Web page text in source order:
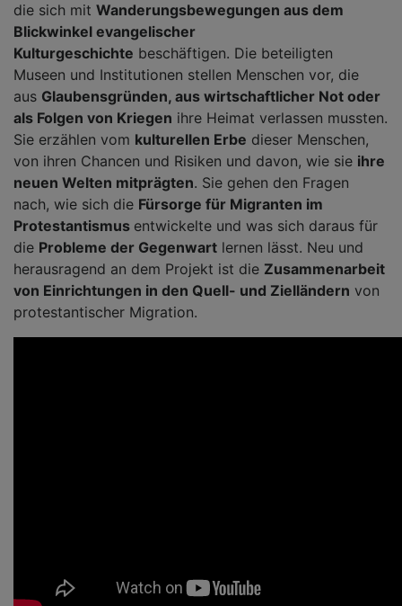
die sich mit Wanderungsbewegungen aus dem
Blickwinkel evangelischer
Kulturgeschichte beschäftigen. Die beteiligten
Museen und Institutionen stellen Menschen vor, die
aus Glaubensgründen, aus wirtschaftlicher Not oder
als Folgen von Kriegen ihre Heimat verlassen mussten.
Sie erzählen vom kulturellen Erbe dieser Menschen,
von ihren Chancen und Risiken und davon, wie sie ihre
neuen Welten mitprägten. Sie gehen den Fragen
nach, wie sich die Fürsorge für Migranten im
Protestantismus entwickelte und was sich daraus für
die Probleme der Gegenwart lernen lässt. Neu und
herausragend an dem Projekt ist die Zusammenarbeit
von Einrichtungen in den Quell- und Zielländern von
protestantischer Migration.